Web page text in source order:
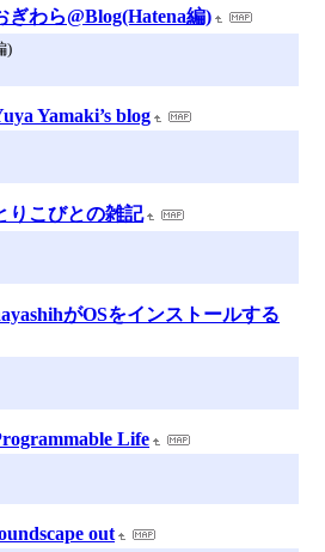
ぎわら@Blog(Hatena編)
)
Yamaki’s blog
りこびとの雑記
がOSをインストールする
Life
out